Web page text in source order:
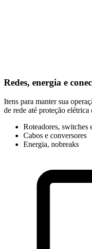
Redes, energia e
Itens para manter sua
de rede até proteção elétrica
Roteadores, switches
Cabos e conversores
Energia, nobreaks